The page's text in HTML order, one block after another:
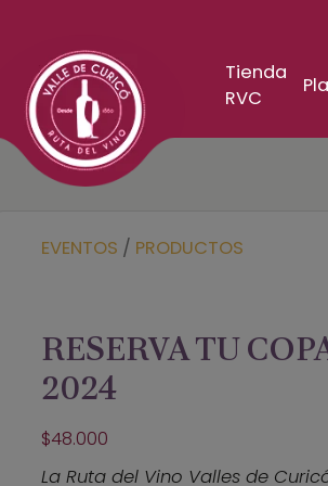
Tienda
RVC
EVENTOS / PRODUCTOS
RESERVA TU
2024
$48.000
La Ruta del Vino Valles de